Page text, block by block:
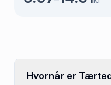
Hvornår er